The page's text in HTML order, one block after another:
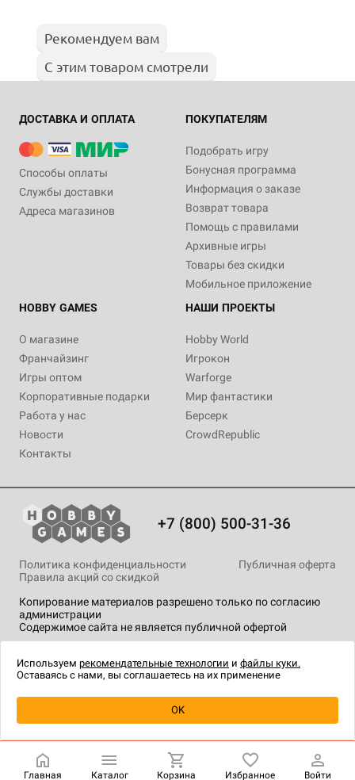
Уведомить о наличии
Рекомендуем вам
С этим товаром смотрели
ДОСТАВКА И ОПЛАТА
Способы оплаты
Службы доставки
Адреса магазинов
ПОКУПАТЕЛЯМ
Подобрать игру
Бонусная программа
Информация о заказе
Возврат товара
Помощь с правилами
Архивные игры
Товары без скидки
Мобильное приложение
HOBBY GAMES
О магазине
Франчайзинг
Игры оптом
Корпоративные подарки
Работа у нас
Новости
Контакты
НАШИ ПРОЕКТЫ
Hobby World
Игрокон
Warforge
Мир фантастики
Берсерк
CrowdRepublic
+7 (800) 500-31-36
Копирование материалов разрешено только по согласию
администрации
Содержимое сайта не является публичной офертой
Политика конфиденциальности
Публичная оферта
Правила акций со скидкой
технологии.
Главная Каталог Корзина Избранное Войти
Используем рекомендательные технологии и файлы куки.
Оставаясь с нами, вы соглашаетесь на их применение
OK